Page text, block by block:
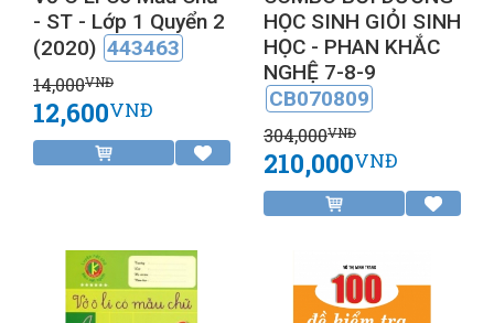
- ST - Lớp 1 Quyển 2
(2020) 443463
14,000VNĐ
12,600VNĐ
HỌC SINH GIỎI SINH
HỌC - PHAN KHẮC
NGHỆ 7-8-9
CB070809
304,000VNĐ
210,000VNĐ